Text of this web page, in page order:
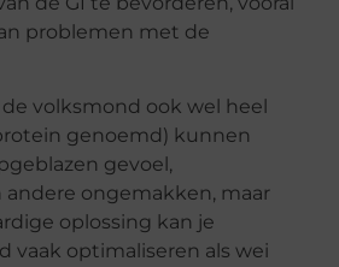
problemen met de
volksmond ook wel heel
genoemd) kunnen
gevoel,
ongemakken, maar
oplossing kan je
vaak optimaliseren als wei